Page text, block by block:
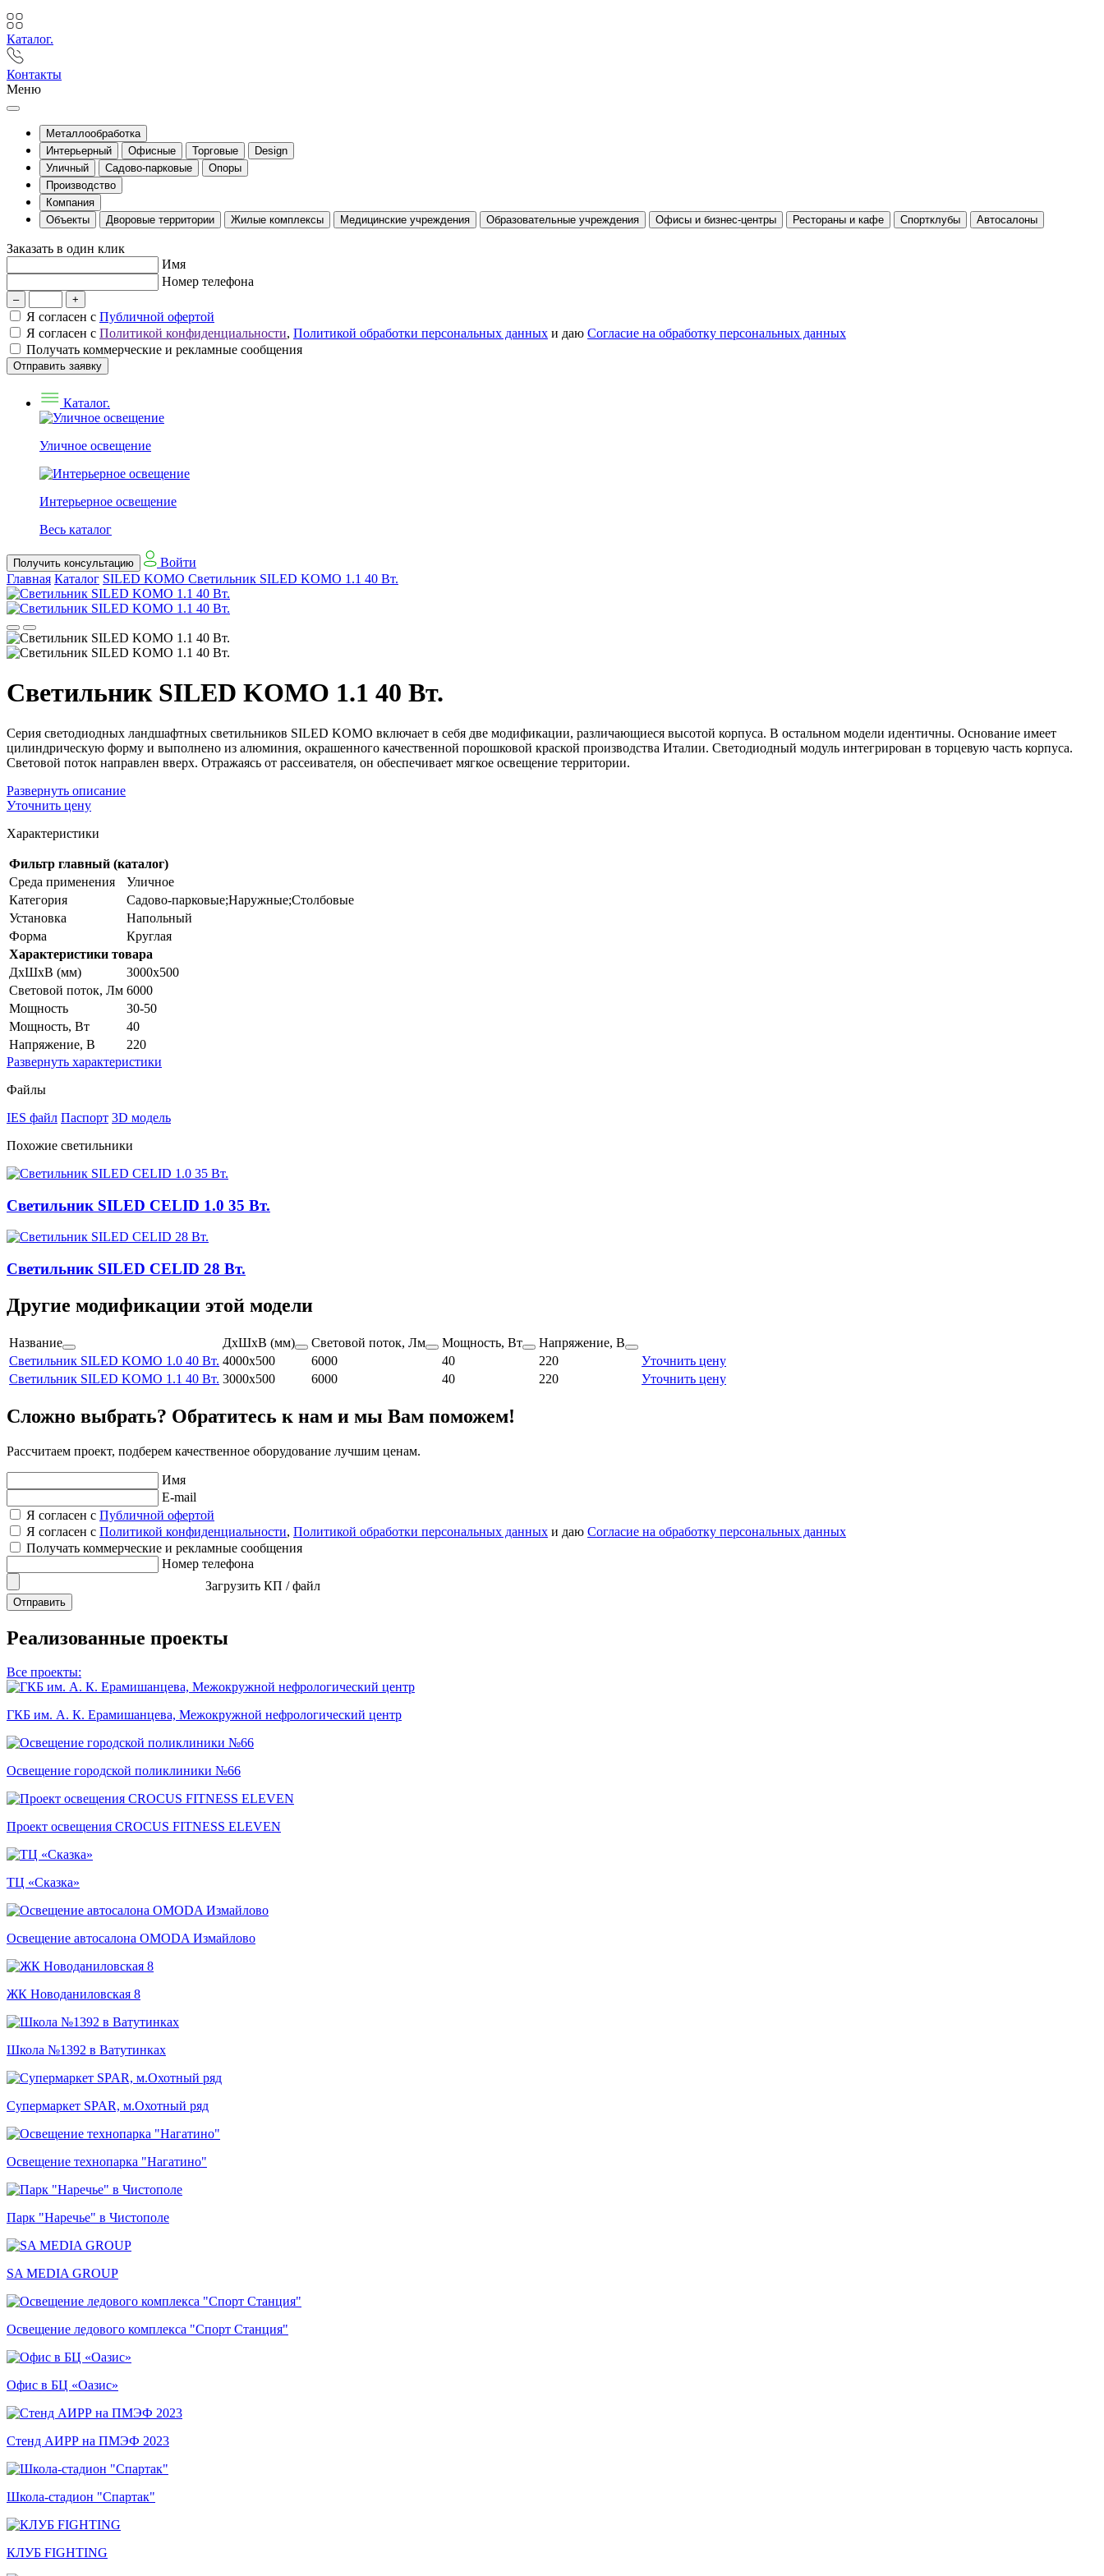
Каталог.
Контакты
Меню
Металлообработка
Интерьерный
Офисные Торговые
Design
Уличный
Садово-парковые
Опоры
Производство
Компания
Объекты
Дворовые территории Жилые комплексы Медицинские учреждения Образовательные учреждения Офисы и бизнес-центры Рестораны и кафе Спортклубы Автосалоны
Заказать в один клик
Имя
Номер телефона
– +
Я согласен с Публичной офертой
Я согласен с Политикой конфиденциальности, Политикой обработки персональных данных и даю Согласие на обработку персональных данных
Получать коммерческие и рекламные сообщения
Отправить заявку
Каталог.
Уличное освещение
Интерьерное освещение
Весь каталог
Получить консультацию
Войти
Главная Каталог SILED KOMO Светильник SILED KOMO 1.1 40 Вт.
Светильник SILED KOMO 1.1 40 Вт.
Серия светодиодных ландшафтных светильников SILED KOMO включает в себя две модификации, различающиеся высотой корпуса. В остальном модели идентичны. Основание имеет
цилиндрическую форму и выполнено из алюминия, окрашенного качественной порошковой краской производства Италии. Светодиодный модуль интегрирован в торцевую часть корпуса.
Световой поток направлен вверх. Отражаясь от рассеивателя, он обеспечивает мягкое освещение территории.
Развернуть описание
Уточнить цену
Характеристики
Фильтр главный (каталог)
Среда применения
Уличное
Категория
Садово-парковые;Наружные;Столбовые
Установка
Напольный
Форма
Круглая
Характеристики товара
ДхШхВ (мм)
3000x500
Световой поток, Лм 6000
Мощность
30-50
Мощность, Вт
40
Напряжение, В
220
Развернуть характеристики
Файлы
IES файл Паспорт 3D модель
Похожие светильники
Светильник SILED CELID 1.0 35 Вт.
Светильник SILED CELID 28 Вт.
Другие модификации этой модели
Название ДхШхВ (мм) Световой поток, Лм Мощность, Вт
Напряжение, В
Светильник SILED KOMO 1.0 40 Вт. 4000x500 6000 40 220
Уточнить цену
Светильник SILED KOMO 1.1 40 Вт. 3000x500 6000 40 220 Уточнить цену
Сложно выбрать? Обратитесь к нам и мы Вам поможем!
Рассчитаем проект, подберем качественное оборудование лучшим ценам.
Имя
E-mail
Я согласен с Публичной офертой
Я согласен с Политикой конфиденциальности, Политикой обработки персональных данных и даю Согласие на обработку персональных данных
Получать коммерческие и рекламные сообщения
Номер телефона
Загрузить КП / файл
Отправить
Реализованные проекты
Все проекты:
ГКБ им. А. К. Ерамишанцева, Межокружной нефрологический центр
Освещение городской поликлиники №66
Проект освещения CROCUS FITNESS ELEVEN
ТЦ «Сказка»
Освещение автосалона OMODA Измайлово
ЖК Новоданиловская 8
Школа №1392 в Ватутинках
Супермаркет SPAR, м.Охотный ряд
Освещение технопарка "Нагатино"
Парк "Наречье" в Чистополе
SA MEDIA GROUP
Освещение ледового комплекса "Спорт Станция"
Офис в БЦ «Оазис»
Стенд АИРР на ПМЭФ 2023
Школа-стадион "Спартак"
КЛУБ FIGHTING